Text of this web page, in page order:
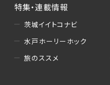
特集・連載情報
茨城イイトコナビ
水戸ホーリーホック
旅のススメ